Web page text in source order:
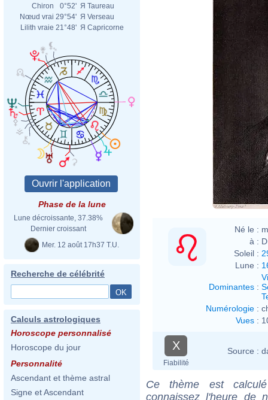
Chiron
0°52' Я Taureau
Nœud vrai 29°54' Я Verseau
Lilith vraie 21°48' Я Capricorne
Phase de la lune
Lune décroissante, 37.38%
Dernier croissant
Mer. 12 août 17h37 T.U.
Recherche de célébrité
Calculs astrologiques
Horoscope personnalisé
Horoscope du jour
Personnalité
Ascendant et thème astral
Signe et Ascendant
Né le :
à :
Soleil :
Lune :
Dominantes :
Numérologie :
Vues :
X
Fiabilité
Source :
Ce thème est
connaissez l'heure de